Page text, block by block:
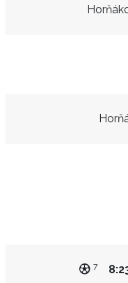
7